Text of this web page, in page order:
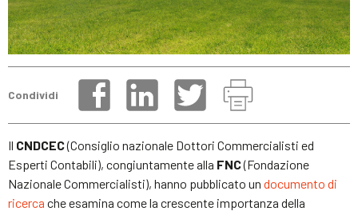
Condividi
Il CNDCEC(Consiglio nazionale Dottori Commercialisti ed
Esperti Contabili), congiuntamente alla FNC(Fondazione
Nazionale Commercialisti), hanno pubblicato un documento di
ricerca che esamina come la crescente importanza della